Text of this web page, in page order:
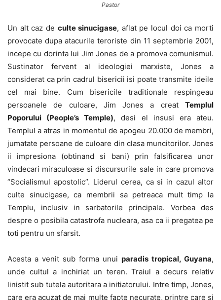
Pastor
Un alt caz de culte sinucigase, aflat pe locul doi ca morti
provocate dupa atacurile teroriste din 11 septembrie 2001,
incepe cu dorinta lui Jim Jones de a promova comunismul.
Sustinator fervent al ideologiei marxiste, Jones a
considerat ca prin cadrul bisericii isi poate transmite ideile
cel mai bine. Cum bisericile traditionale respingeau
persoanele de culoare, Jim Jones a creat Templul
Poporului (People’s Temple), desi el insusi era ateu.
Templul a atras in momentul de apogeu 20.000 de membri,
jumatate persoane de culoare din clasa muncitorilor. Jones
ii impresiona (obtinand si bani) prin falsificarea unor
vindecari miraculoase si discursurile sale in care promova
“Socialismul apostolic”. Liderul cerea, ca si in cazul altor
culte sinucigase, ca membrii sa petreaca mult timp la
Templu, inclusiv in sarbatorile principale. Vorbea des
despre o posibila catastrofa nucleara, asa ca ii pregatea pe
toti pentru un sfarsit.
Acesta a venit sub forma unui paradis tropical, Guyana,
unde cultul a inchiriat un teren. Traiul a decurs relativ
linistit sub tutela autoritara a initiatorului. Intre timp, Jones,
care era acuzat de mai multe fapte necurate, printre care si